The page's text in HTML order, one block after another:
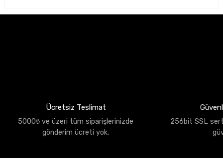
Ücretsiz Teslimat
5000₺ ve üzeri tüm siparişlerinizde
gönderim ücreti yok.
256bit SSL